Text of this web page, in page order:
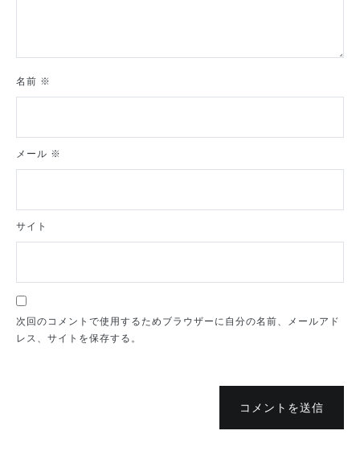
名前 ※
メール ※
サイト
次回のコメントで使用するためブラウザーに自分の名前、メールアド
レス、サイトを保存する。
コメントを送信